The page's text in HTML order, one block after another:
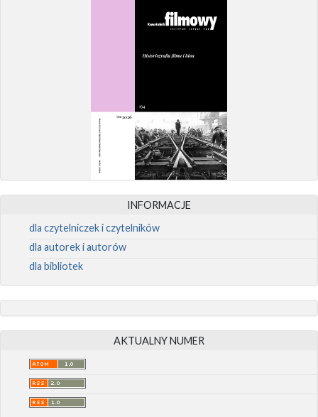
INFORMACJE
dla czytelniczek i czytelników
dla autorek i autorów
dla bibliotek
AKTUALNY NUMER